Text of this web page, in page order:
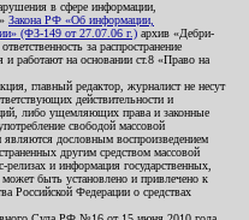
в сфере информации,
Закона РФ «Об информации,
(ФЗ-149 от 27.07.06 г.) архив «Дебри-
за распространение
работают на основании ст.8 «Право на
главный редактор, журналист не несут
действительности и
либо ущемляющих права и законные
свободой массовой
дословным воспроизведением
другим средством массовой
и информация государственных,
быть установлено и привлечено к
Российской Федерации о средствах